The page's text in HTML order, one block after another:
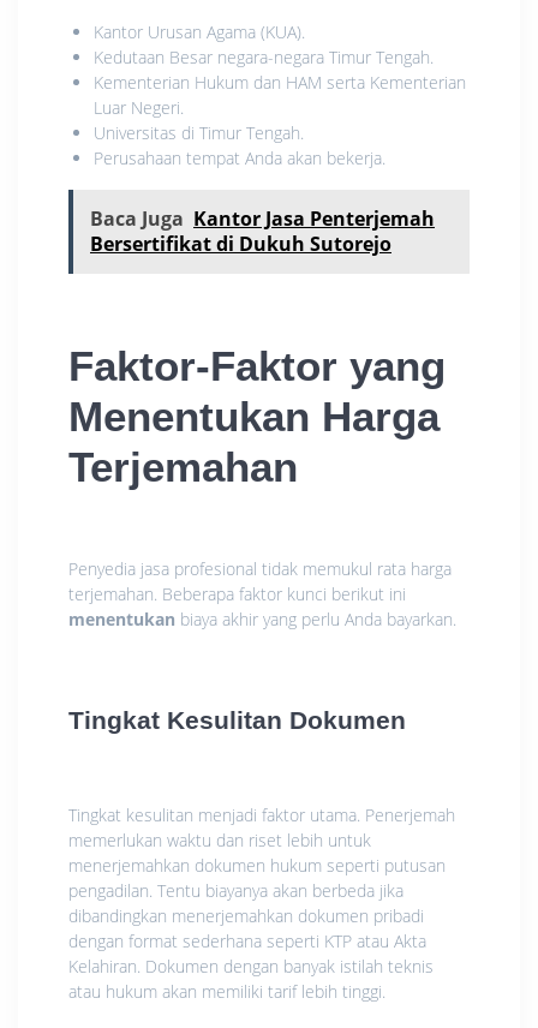
Kantor Urusan Agama (KUA).
Kedutaan Besar negara-negara Timur Tengah.
Kementerian Hukum dan HAM serta Kementerian
Luar Negeri.
Universitas di Timur Tengah.
Perusahaan tempat Anda akan bekerja.
Baca Juga Kantor Jasa Penterjemah
Bersertifikat di Dukuh Sutorejo
Faktor-Faktor yang
Menentukan Harga
Terjemahan
Penyedia jasa profesional tidak memukul rata harga
terjemahan. Beberapa faktor kunci berikut ini
menentukan biaya akhir yang perlu Anda bayarkan.
Tingkat Kesulitan Dokumen
Tingkat kesulitan menjadi faktor utama. Penerjemah
memerlukan waktu dan riset lebih untuk
menerjemahkan dokumen hukum seperti putusan
pengadilan. Tentu biayanya akan berbeda jika
dibandingkan menerjemahkan dokumen pribadi
dengan format sederhana seperti KTP atau Akta
Kelahiran. Dokumen dengan banyak istilah teknis
atau hukum akan memiliki tarif lebih tinggi.